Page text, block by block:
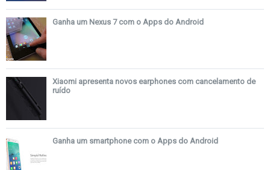
Ganha um Nexus 7 com o Apps do Android
Xiaomi apresenta novos earphones com cancelamento de
ruído
Ganha um smartphone com o Apps do Android